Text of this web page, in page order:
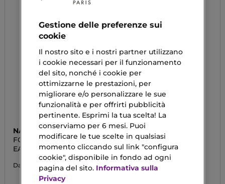
NARCISO RODRIGUEZ
FOR HER
EAU DE TOILETTE
Da 69,00 €
CHANEL
CHANCE EAU TENDRE
EAU DE PARFUM
VAPORIZZATORE
Da 74,92 €
Gestione delle preferenze sui
cookie
Il nostro sito e i nostri partner utilizzano
i cookie necessari per il funzionamento
del sito, nonché i cookie per
ottimizzarne le prestazioni, per
migliorare e/o personalizzare le sue
funzionalità e per offrirti pubblicità
pertinente. Esprimi la tua scelta! La
conserviamo per 6 mesi. Puoi
modificare le tue scelte in qualsiasi
momento cliccando sul link "configura
cookie", disponibile in fondo ad ogni
pagina del sito. Informativa sulla
Privacy